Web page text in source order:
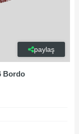
paylaş
Bordo